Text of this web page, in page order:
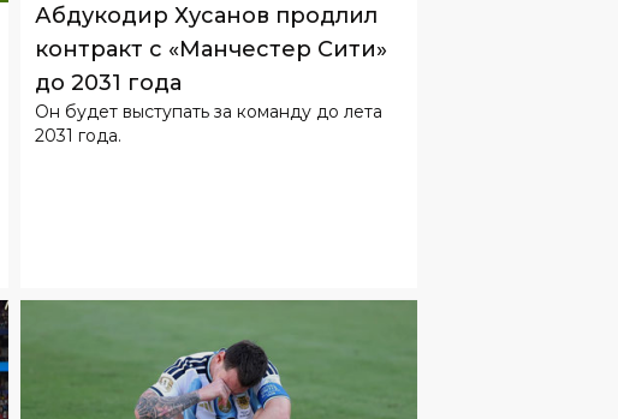
Абдукодир Хусанов продлил
контракт с «Манчестер Сити»
до 2031 года
Он будет выступать за команду до лета
2031 года.